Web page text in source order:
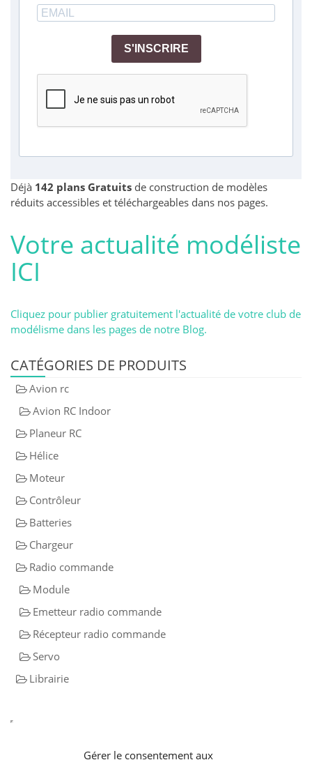
Gérer le consentement aux
S'INSCRIRE
Déjà 142 plans Gratuits de construction de modèles
réduits accessibles et téléchargeables dans nos pages.
Votre actualité modéliste
ICI
Cliquez pour publier gratuitement l'actualité de votre club de
modélisme dans les pages de notre Blog.
CATÉGORIES DE PRODUITS
Avion rc
Avion RC Indoor
Planeur RC
Hélice
Moteur
Contrôleur
Batteries
Chargeur
Radio commande
Module
Emetteur radio commande
Récepteur radio commande
Servo
Librairie